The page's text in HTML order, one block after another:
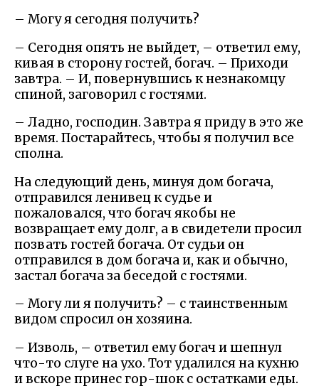
– Могу я сегодня получить?
– Сегодня опять не выйдет, – ответил ему,
кивая в сторону гостей, богач. – Приходи
завтра. – И, повернувшись к незнакомцу
спиной, заговорил с гостями.
– Ладно, господин. Завтра я приду в это же
время. Постарайтесь, чтобы я получил все
сполна.
На следующий день, минуя дом богача,
отправился ленивец к судье и
пожаловался, что богач якобы не
возвращает ему долг, а в свидетели просил
позвать гостей богача. От судьи он
отправился в дом богача и, как и обычно,
застал богача за беседой с гостями.
– Могу ли я получить? – с таинственным
видом спросил он хозяина.
– Изволь, – ответил ему богач и шепнул
что-то слуге на ухо. Тот удалился на кухню
и вскоре принес гор-шок с остатками еды.